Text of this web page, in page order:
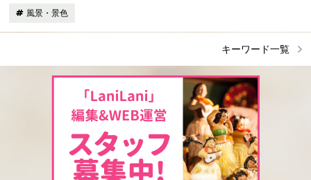
風景・景色
キーワード一覧